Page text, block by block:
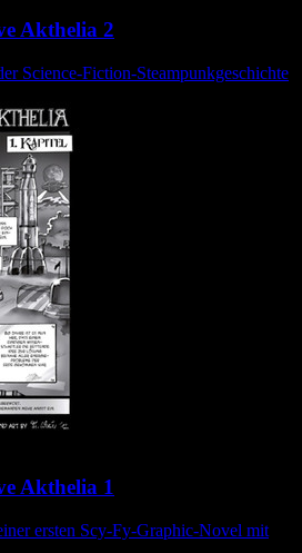
Akthelia 2
Science-Fiction-Steampunkgeschichte
Akthelia 1
ersten Scy-Fy-Graphic-Novel mit